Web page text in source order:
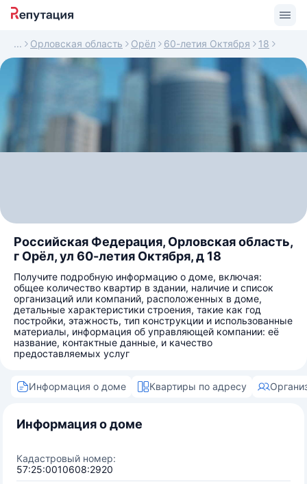
Орловская область Орёл 60-летия Октября 18
Российская Федерация, Орловская область,
г Орёл, ул 60-летия Октября, д 18
Получите подробную информацию о доме, включая:
общее количество квартир в здании, наличие и список
организаций или компаний, расположенных в доме,
детальные характеристики строения, такие как год
постройки, этажность, тип конструкции и использованные
материалы, информация об управляющей компании: её
название, контактные данные, и качество
предоставляемых услуг
Информация о доме Квартиры по адресу
Информация о доме
Кадастровый номер:
57:25:0010608:2920